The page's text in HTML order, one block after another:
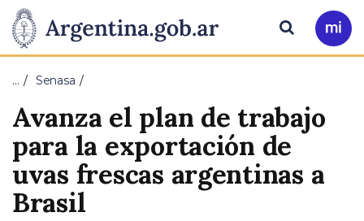
Presidencia
de
Nación
Pasar al contenido principal
Ir
a
Buscar
… Senasa
Avanza el plan de trabajo
para la exportación de
uvas frescas argentinas a
Brasil